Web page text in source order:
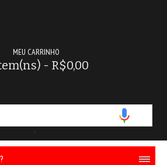
MEU CARRINHO
- R$0,00
-